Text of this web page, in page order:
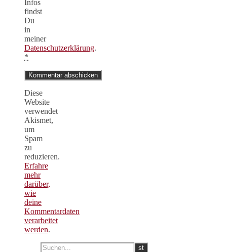
Infos
findst
Du
in
meiner
Datenschutzerklärung.
*
Diese
Website
verwendet
Akismet,
um
Spam
zu
reduzieren.
Erfahre
mehr
darüber,
wie
deine
Kommentardaten
verarbeitet
werden.